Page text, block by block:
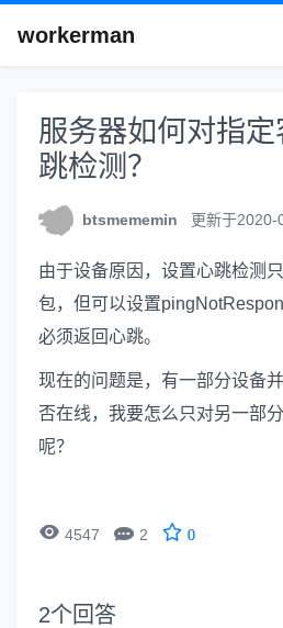
workerman
服务器如何对指
跳检测？
btsmememin 更新于2020-
由于设备原因，设置心跳检测
包，但可以设置
必须返回心跳。
现在的问题是，有一部分设备
否在线，我要怎么只对另一部
呢？
 4547  2 0
2个回答